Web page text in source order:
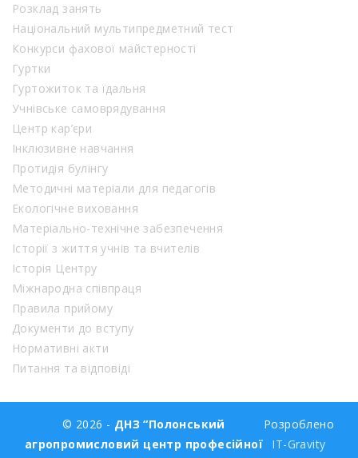
Розклад занять
Національний мультипредметний тест
Конкурси фахової майстерності
Гуртки
Гуртожиток та їдальня
Учнівське самоврядування
Центр кар’єри
Інклюзивне навчання
Протидія булінгу
Методичні матеріали для педагогів
Екологічне виховання
Матеріально-технічне забезпечення
Історії з життя учнів та вчителів
Історія Центру
Міжнародна співпраця
Правила прийому
Документи до вступу
Нормативні акти
Питання та відповіді
© 2026 - ДНЗ “Полонський
агропромисловий центр професійної
Розроблено
IT-Gravity